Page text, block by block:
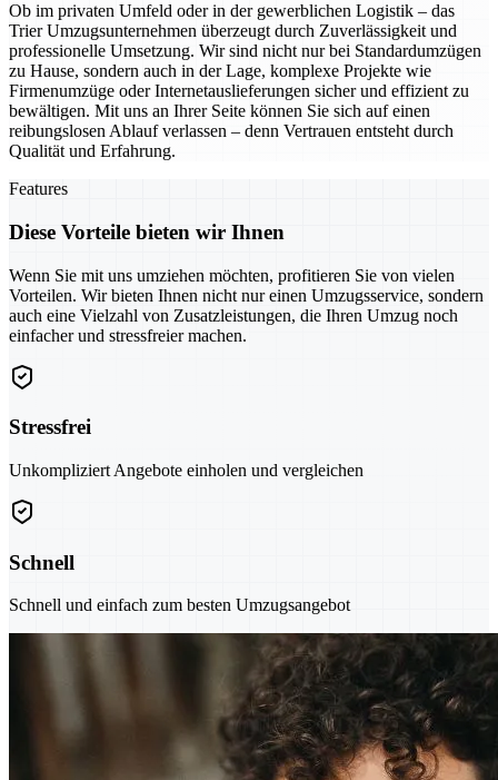
Ob im privaten Umfeld oder in der gewerblichen Logistik – das
Trier Umzugsunternehmen überzeugt durch Zuverlässigkeit und
professionelle Umsetzung. Wir sind nicht nur bei Standardumzügen
zu Hause, sondern auch in der Lage, komplexe Projekte wie
Firmenumzüge oder Internetauslieferungen sicher und effizient zu
bewältigen. Mit uns an Ihrer Seite können Sie sich auf einen
reibungslosen Ablauf verlassen – denn Vertrauen entsteht durch
Qualität und Erfahrung.
Features
Diese Vorteile bieten wir Ihnen
Wenn Sie mit uns umziehen möchten, profitieren Sie von vielen
Vorteilen. Wir bieten Ihnen nicht nur einen Umzugsservice, sondern
auch eine Vielzahl von Zusatzleistungen, die Ihren Umzug noch
einfacher und stressfreier machen.
Stressfrei
Unkompliziert Angebote einholen und vergleichen
Schnell
Schnell und einfach zum besten Umzugsangebot